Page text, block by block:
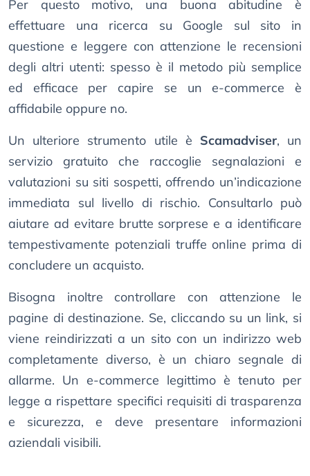
Per questo motivo, una buona abitudine è
effettuare una ricerca su Google sul sito in
questione e leggere con attenzione le recensioni
degli altri utenti: spesso è il metodo più semplice
ed efficace per capire se un e-commerce è
affidabile oppure no.
Un ulteriore strumento utile è Scamadviser, un
servizio gratuito che raccoglie segnalazioni e
valutazioni su siti sospetti, offrendo un’indicazione
immediata sul livello di rischio. Consultarlo può
aiutare ad evitare brutte sorprese e a identificare
tempestivamente potenziali truffe online prima di
concludere un acquisto.
Bisogna inoltre controllare con attenzione le
pagine di destinazione. Se, cliccando su un link, si
viene reindirizzati a un sito con un indirizzo web
completamente diverso, è un chiaro segnale di
allarme. Un e-commerce legittimo è tenuto per
legge a rispettare specifici requisiti di trasparenza
e sicurezza, e deve presentare informazioni
aziendali visibili.